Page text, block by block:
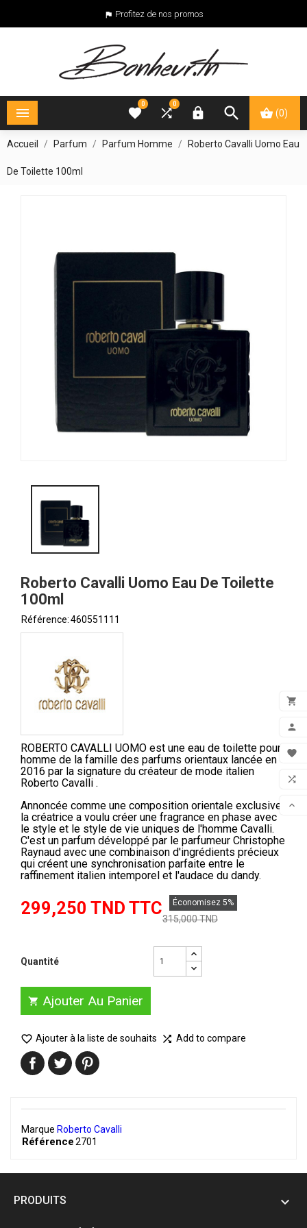





 Profitez de nos promos
 (0)


0

0
Accueil Parfum Parfum Homme Roberto Cavalli Uomo Eau
De Toilette 100ml
Roberto Cavalli Uomo Eau De Toilette
100ml
Référence:460551111
ROBERTO CAVALLI UOMO est une eau de toilette pour
homme de la famille des parfums orientaux lancée en
2016 par la signature du créateur de mode italien
Roberto Cavalli .
Annoncée comme une composition orientale exclusive,
la créatrice a voulu créer une fragrance en phase avec
le style et le style de vie uniques de l'homme Cavalli.
C'est un parfum développé par le parfumeur Christophe
Raynaud avec une combinaison d'ingrédients précieux
qui créent une synchronisation parfaite entre le
raffinement italien intemporel et l'audace du dandy.
299,250 TND TTC Économisez 5%
315,000 TND
Quantité
 Ajouter Au Panier
 Ajouter à la liste de souhaits  Add to compare
Marque Roberto Cavalli
Référence2701
PRODUITS 